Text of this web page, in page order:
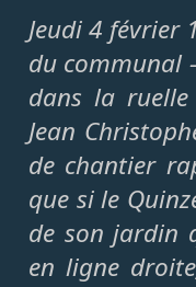
Jeudi 4 février
du communal
dans la
Jean
de chantier
que si le
de son jardin
en ligne